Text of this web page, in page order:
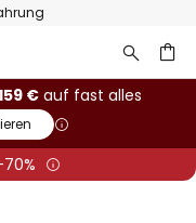
€auf fast alles